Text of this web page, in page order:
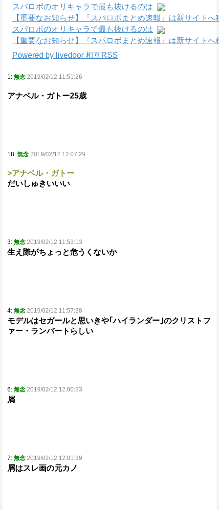
スパロボのオリキャラで最も抜けるのは
【重要なお知らせ】『スパロボまとめ速報』は新サイトへ
スパロボのオリキャラで最も抜けるのは
【重要なお知らせ】『スパロボまとめ速報』は新サイトへ
Powered by livedoor 相互RSS
1: 無念 2019/02/12 11:51:26
アナベル・ガトー25歳
18: 無念 2019/02/12 12:07:29
>アナベル・ガトー
だいしゅきいいい
3: 無念 2019/02/12 11:53:13
生え際がちょっと危うくないか
4: 無念 2019/02/12 11:57:38
モデルはセガールと思いきや｢ハイランダー｣のクリストフ
ァー・ランバートらしい
6: 無念 2019/02/12 12:00:33
屑
7: 無念 2019/02/12 12:01:39
屑はスレ画の元カノ